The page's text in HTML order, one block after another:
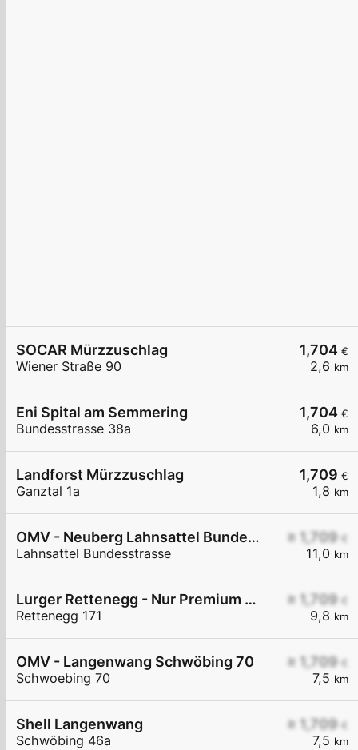
1,704 €
2,6 km
SOCAR Mürzzuschlag
Wiener Straße 90
1,704 €
6,0 km
Eni Spital am Semmering
Bundesstrasse 38a
1,709 €
1,8 km
Landforst Mürzzuschlag
Ganztal 1a
≥ 1,709 €
11,0 km
OMV - Neuberg Lahnsattel Bundesstraße
Lahnsattel Bundesstrasse
≥ 1,709 €
9,8 km
Lurger Rettenegg - Nur Premium Diesel+ Euro Super 95
Rettenegg 171
≥ 1,709 €
7,5 km
OMV - Langenwang Schwöbing 70
Schwoebing 70
≥ 1,709 €
7,5 km
Shell Langenwang
Schwöbing 46a